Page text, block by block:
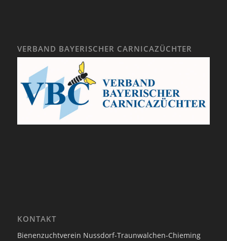
VERBAND BAYERISCHER CARNICAZÜCHTER
KONTAKT
Bienenzuchtverein Nussdorf-Traunwalchen-Chieming